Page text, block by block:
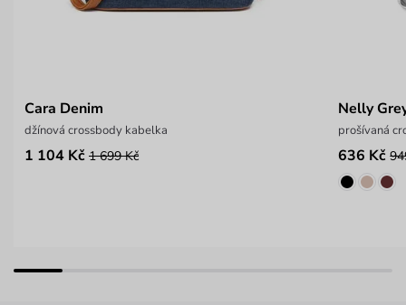
Cara Denim
džínová crossbody kabelka
1 104 Kč 1 699 Kč
Nelly
prošívaná
636 Kč